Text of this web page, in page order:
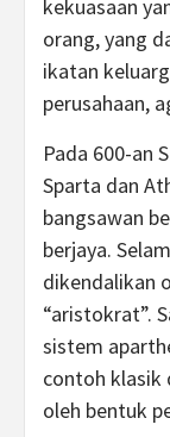
kekuasaan
orang, yang
ikatan
perusahaan,
Pada 600-an
Sparta dan
bangsawan
berjaya.
dikendalikan
“aristokrat”.
sistem
contoh klasik
oleh bentuk